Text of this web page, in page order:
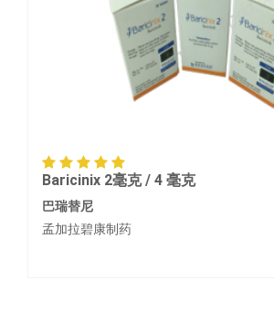
Baricinix 2毫克 / 4 毫克
巴瑞替尼
孟加拉碧康制药